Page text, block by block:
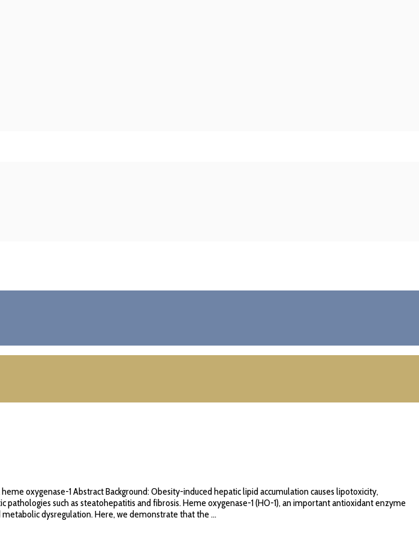
oxygenase-1 Abstract Background: Obesity-induced hepatic lipid accumulation causes lipotoxicity,
such as steatohepatitis and fibrosis. Heme oxygenase-1 (HO-1), an important antioxidant enzyme
dysregulation. Here, we demonstrate that the ...